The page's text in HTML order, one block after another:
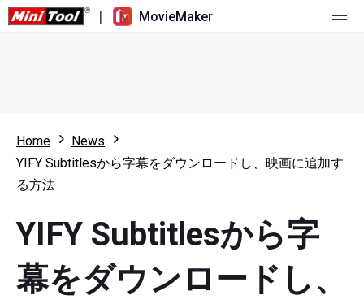
| MovieMaker
更新履歴
マルチトラック動画編集
アスペクト比
リソース
ビデオ編集のヒント
画面録画ツール
動画変換ツール
Home
News
YIFY Subtitlesから字幕をダウンロードし、映画に追加す
る方法
YIFY Subtitlesから字
幕をダウンロードし、